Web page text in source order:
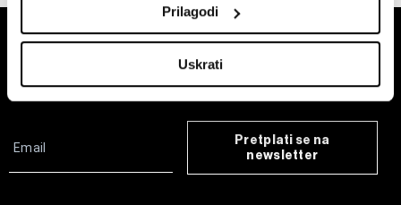
Identify your device by actively scanning it for
specific characteristics (fingerprinting)
Find out more about how your personal data is processed
Zajednički voditelji obrade su HD-WIN ARENA SPORT
d.o.o. iPartneri. Više o podacima koje obrađujemo kao i
Prilagodi
Uskrati
Pretplati se na
newsletter